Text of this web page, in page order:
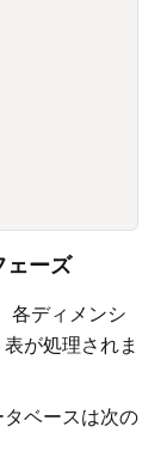
ェーズ
各ディメンシ
が処理されま
ベースは次の